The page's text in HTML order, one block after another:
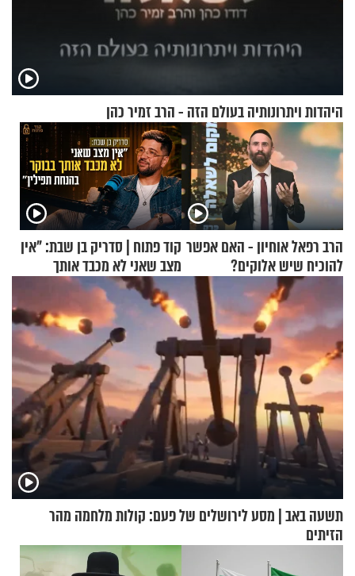
היהדות ויתרונותיה בעולם הזה - הרב זמיר כהן
הרב רפאל אוחיון - האם אפשר
להוכיח שיש אלוקים?
קוד פתוח | סדריק בן שבת: "אין
מצב שאני לא מכבד אותך
בבוקר בהנחת תפילין"
תשעה באב | מסע לירושלים של פעם: קולות מלחמה מהר
הזיתים